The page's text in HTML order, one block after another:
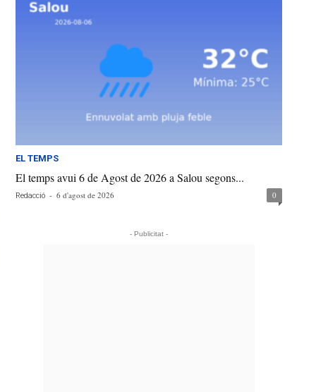
EL TEMPS
El temps avui 6 de Agost de 2026 a Salou segons...
Redacció - 6 d'agost de 2026 0
- Publicitat -